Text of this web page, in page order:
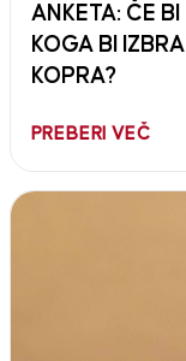
ANKETA: ČE
KOGA BI
KOPRA?
PREBERI VEČ